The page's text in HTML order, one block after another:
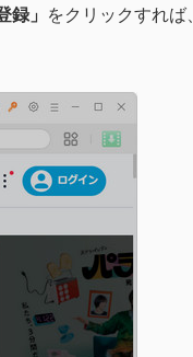
録」 をクリックすれ